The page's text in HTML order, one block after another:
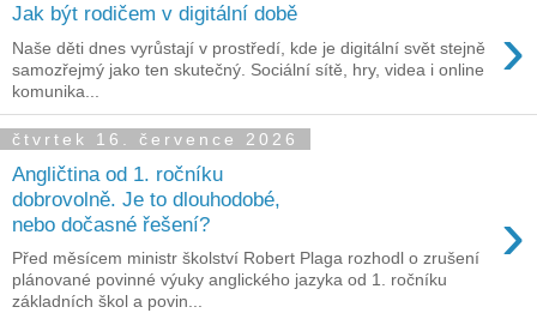
Jak být rodičem v digitální době ›
Naše děti dnes vyrůstají v prostředí, kde je digitální svět stejně
samozřejmý jako ten skutečný. Sociální sítě, hry, videa i online
komunika...
čtvrtek 16. července 2026
Angličtina od 1. ročníku
dobrovolně. Je to dlouhodobé,
nebo dočasné řešení?
›
Před měsícem ministr školství Robert Plaga rozhodl o zrušení
plánované povinné výuky anglického jazyka od 1. ročníku
základních škol a povin...